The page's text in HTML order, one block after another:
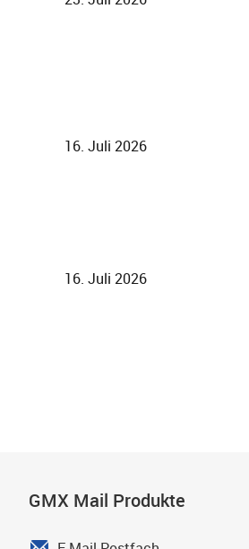
16. Juli 2026
16. Juli 2026
GMX Mail Produkte